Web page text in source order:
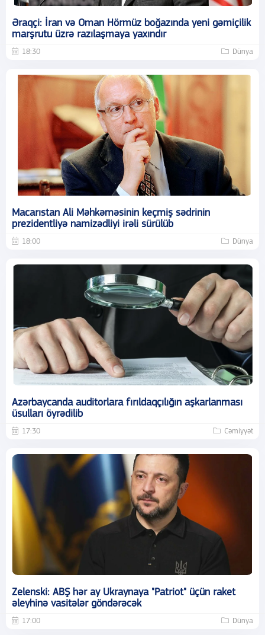
Əraqçi: İran və Oman Hörmüz boğazında yeni gəmiçilik
marşrutu üzrə razılaşmaya yaxındır
18:30 Dünya
Macarıstan Ali Məhkəməsinin keçmiş sədrinin
prezidentliyə namizədliyi irəli sürülüb
18:00 Dünya
Azərbaycanda auditorlara fırıldaqçılığın aşkarlanması
üsulları öyrədilib
17:30 Cəmiyyət
Zelenski: ABŞ hər ay Ukraynaya "Patriot" üçün raket
əleyhinə vasitələr göndərəcək
17:00 Dünya